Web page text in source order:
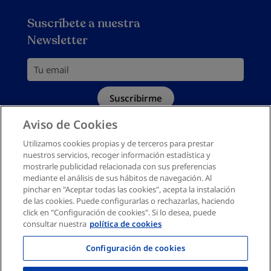
Garantía de Satisfacción
Política de devoluciones
Política de privacidad
Mapa del sitio
Suscríbete a nuestra
Newsletter
Tu email
Suscribirme
Debes aceptar la política de privacidad
Deseo recibir información comercial personalizada por
email según laPolítica de Privacidad
Aviso de Cookies
Utilizamos cookies propias y de terceros para prestar
nuestros servicios, recoger información estadística y
mostrarle publicidad relacionada con sus preferencias
mediante el análisis de sus hábitos de navegación. Al
pinchar en "Aceptar todas las cookies", acepta la instalación
de las cookies. Puede configurarlas o rechazarlas, haciendo
click en "Configuración de cookies". Si lo desea, puede
consultar nuestra política de cookies
Configuración de cookies